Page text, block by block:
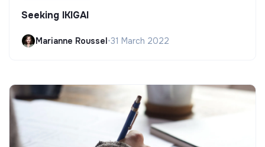
Seeking IKIGAI
Marianne Roussel•31 March 2022